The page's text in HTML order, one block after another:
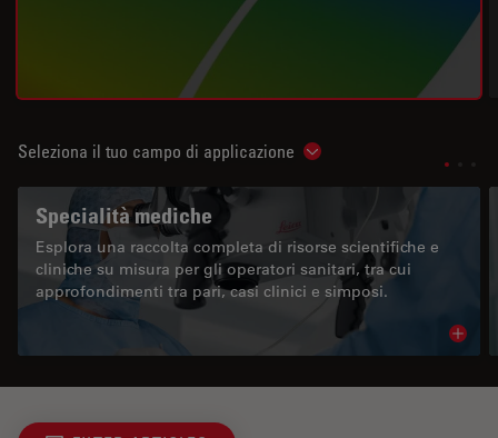
Seleziona il tuo campo di applicazione Show subnavigation
Specialità mediche
Esplora una raccolta completa di risorse scientifiche e
cliniche su misura per gli operatori sanitari, tra cui
approfondimenti tra pari, casi clinici e simposi.